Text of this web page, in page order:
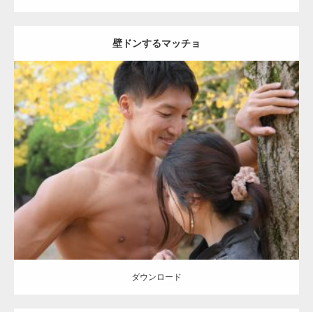
壁ドンするマッチョ
Update: 2021.07.8
Category:公園のマッチョ その他 AKIHITO(細マッチョ) 大胸筋 肩 腹
筋
ダウンロード
【YouTube】マッチョフリー素材メンバーが
ギネス世界記録…